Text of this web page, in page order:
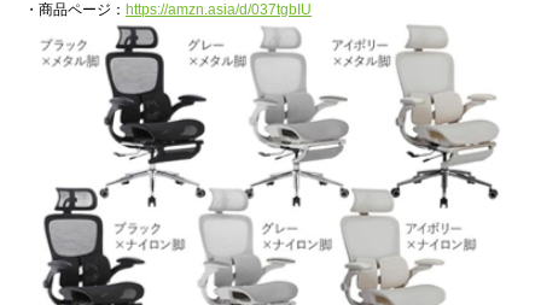
・商品ページ： https://amzn.asia/d/037tgbIU